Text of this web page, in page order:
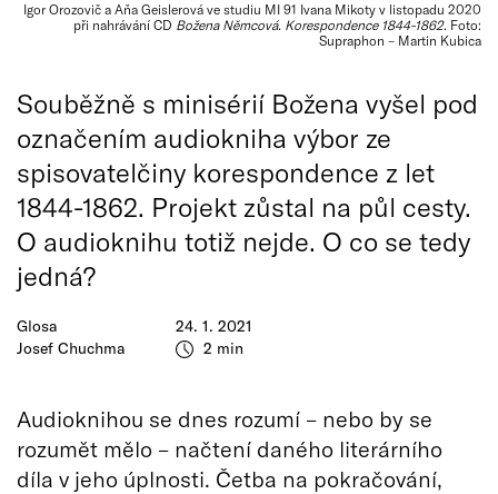
Igor Orozovič a Aňa Geislerová ve studiu MI 91 Ivana Mikoty v listopadu 2020
při nahrávání CD Božena Němcová. Korespondence 1844-1862. Foto:
Supraphon – Martin Kubica
Glosa
Josef Chuchma
24. 1. 2021
2 min
Souběžně s minisérií Božena vyšel pod
označením audiokniha výbor ze
spisovatelčiny korespondence z let
1844-1862. Projekt zůstal na půl cesty.
O audioknihu totiž nejde. O co se tedy
jedná?
Audioknihou se dnes rozumí – nebo by se
rozumět mělo – načtení daného literárního
díla v jeho úplnosti. Četba na pokračování,